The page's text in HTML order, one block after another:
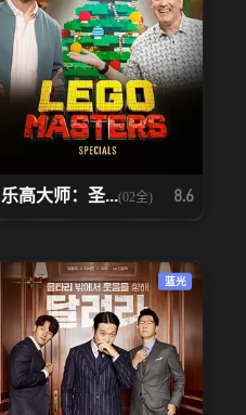
乐高大师：圣...(02全) 8.6
蓝光